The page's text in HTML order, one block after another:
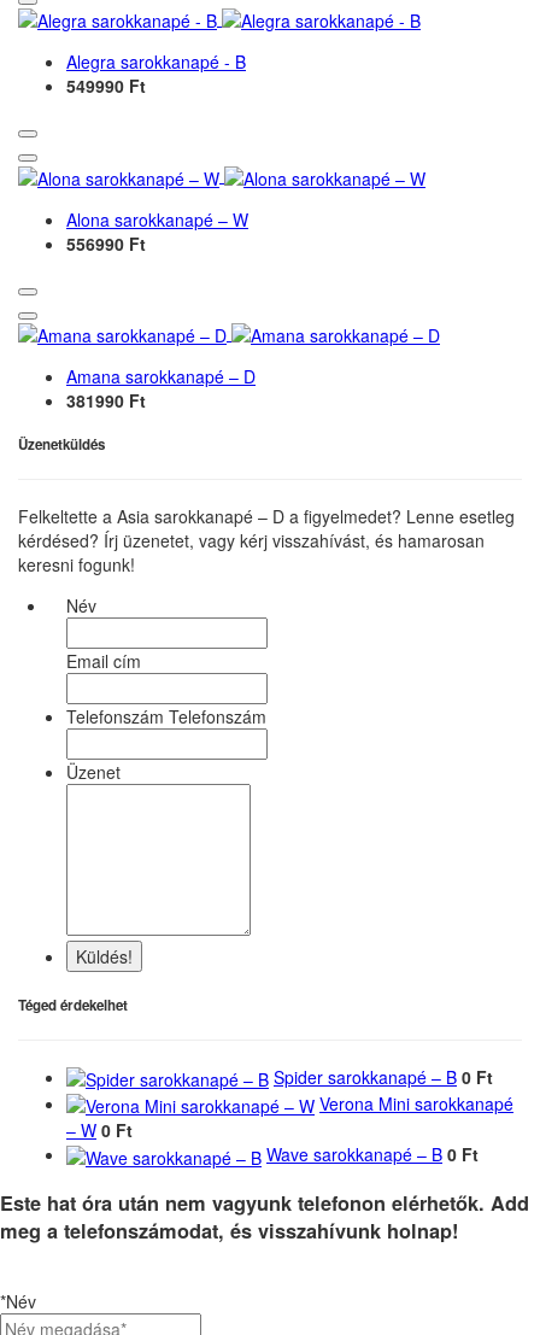
Alegra sarokkanapé - B
549990 Ft
Alona sarokkanapé – W
556990 Ft
Amana sarokkanapé – D
381990 Ft
Üzenetküldés
Felkeltette a Asia sarokkanapé – D a figyelmedet? Lenne esetleg
kérdésed? Írj üzenetet, vagy kérj visszahívást, és hamarosan
keresni fogunk!
Név
Email cím
Telefonszám Telefonszám
Üzenet
Küldés!
Téged érdekelhet
Spider sarokkanapé – B 0 Ft
Verona Mini sarokkanapé
– W 0 Ft
Wave sarokkanapé – B 0 Ft
Este hat óra után nem vagyunk telefonon elérhetők. Add
meg a telefonszámodat, és visszahívunk holnap!
*Név